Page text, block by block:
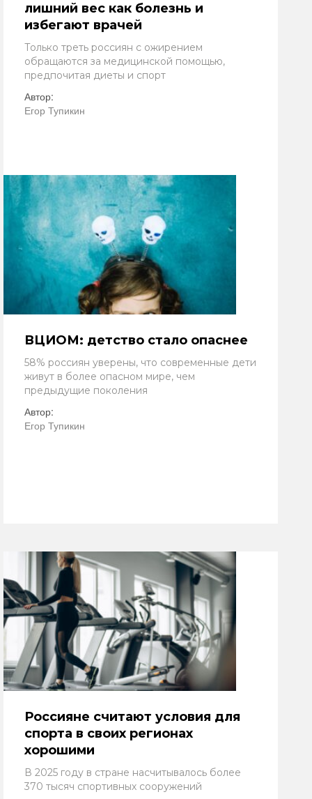
лишний вес как болезнь и
избегают врачей
Только треть россиян с ожирением
обращаются за медицинской помощью,
предпочитая диеты и спорт
Автор:
Егор Тупикин
ВЦИОМ: детство стало опаснее
58% россиян уверены, что современные дети
живут в более опасном мире, чем
предыдущие поколения
Автор:
Егор Тупикин
Россияне считают условия для
спорта в своих регионах
хорошими
В 2025 году в стране насчитывалось более
370 тысяч спортивных сооружений